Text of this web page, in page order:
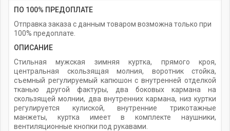
ПО 100% ПРЕДОПЛАТЕ
Отправка заказа с данным товаром возможна только при
100% предоплате.
ОПИСАНИЕ
Стильная мужская зимняя куртка, прямого кроя,
центральная скользящая молния, воротник стойка,
съемный регулируемый капюшон с внутренней отделкой
тканью другой фактуры, два боковых кармана на
скользящей молнии, два внутренних кармана, низ куртки
регулируется кулиской, внутренние трикотажные
манжеты, куртка имеет в комплекте наушники,
вентиляционные кнопки под рукавами.